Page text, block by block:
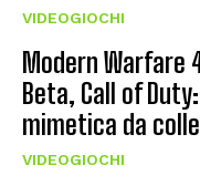
VIDEOGIOCHI
Modern Warfare
Beta, Call of
mimetica da
VIDEOGIOCHI